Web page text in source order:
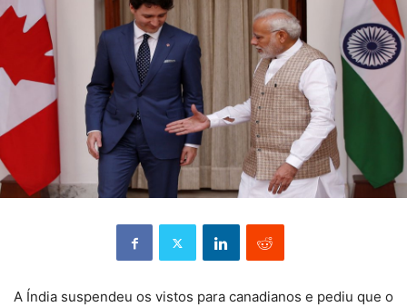
A Índia suspendeu os vistos para canadianos e pediu que o